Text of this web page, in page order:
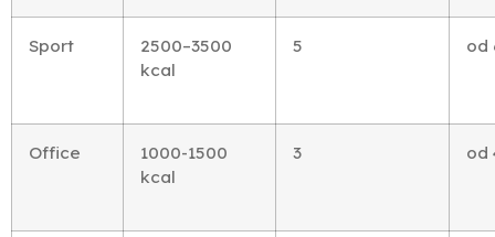
Sport
2500–3500
kcal
5 od
Office
1000-1500
kcal
3 od